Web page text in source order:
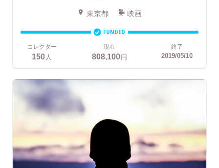
東京都 映画
FUNDED
コレクター
150 人
現在
808,100円
終了
2019/05/10